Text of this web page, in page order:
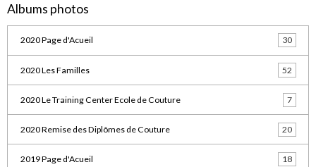
Albums photos
2020 Page d'Acueil 30
2020 Les Familles 52
2020 Le Training Center Ecole de Couture 7
2020 Remise des Diplômes de Couture 20
2019 Page d'Acueil 18